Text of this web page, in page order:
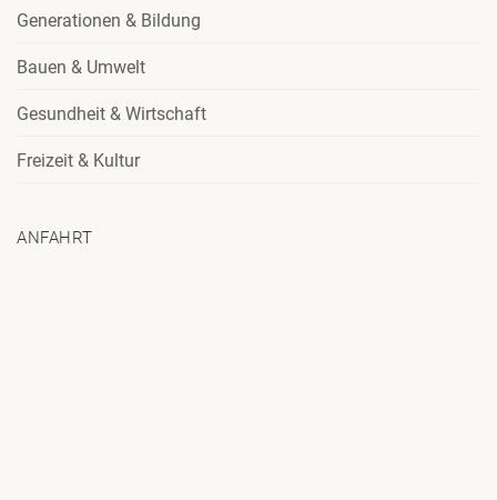
Generationen & Bildung
Bauen & Umwelt
Gesundheit & Wirtschaft
Freizeit & Kultur
ANFAHRT